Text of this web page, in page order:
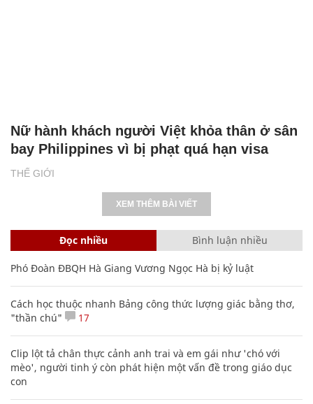
THẾ GIỚI
Nữ hành khách người Việt khỏa thân ở sân
bay Philippines vì bị phạt quá hạn visa
XEM THÊM BÀI VIẾT
Đọc nhiều Bình luận nhiều
Phó Đoàn ĐBQH Hà Giang Vương Ngọc Hà bị kỷ luật
Cách học thuộc nhanh Bảng công thức lượng giác bằng thơ,
"thần chú"
17
Clip lột tả chân thực cảnh anh trai và em gái như 'chó với
mèo', người tinh ý còn phát hiện một vấn đề trong giáo dục
con